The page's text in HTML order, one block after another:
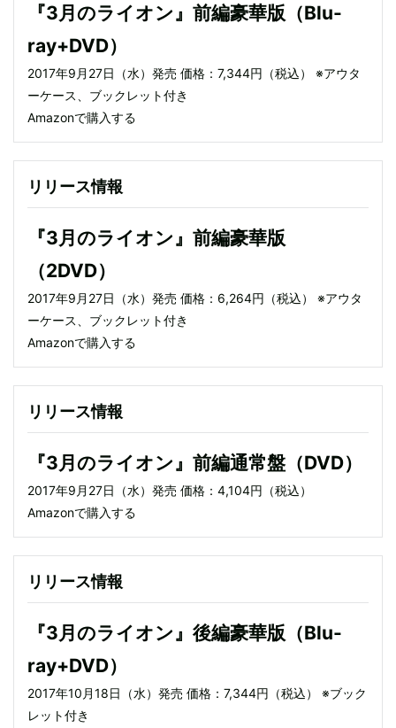
『3月のライオン』前編豪華版（Blu-
ray+DVD）
2017年9月27日（水）発売 価格：7,344円（税込） ※アウタ
ーケース、ブックレット付き
Amazonで購入する
リリース情報
『3月のライオン』前編豪華版
（2DVD）
2017年9月27日（水）発売 価格：6,264円（税込） ※アウタ
ーケース、ブックレット付き
Amazonで購入する
リリース情報
『3月のライオン』前編通常盤（DVD）
2017年9月27日（水）発売 価格：4,104円（税込）
Amazonで購入する
リリース情報
『3月のライオン』後編豪華版（Blu-
ray+DVD）
2017年10月18日（水）発売 価格：7,344円（税込） ※ブック
レット付き